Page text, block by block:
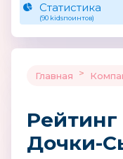
Статистика
(90 kidsпоинтов)
Главная >
Дочки-